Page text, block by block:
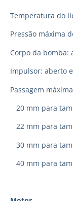
Temperatura do
Pressão máxima
Corpo da bomba:
Impulsor: aberto
Passagem
20 mm para
22 mm para
30 mm para
40 mm para